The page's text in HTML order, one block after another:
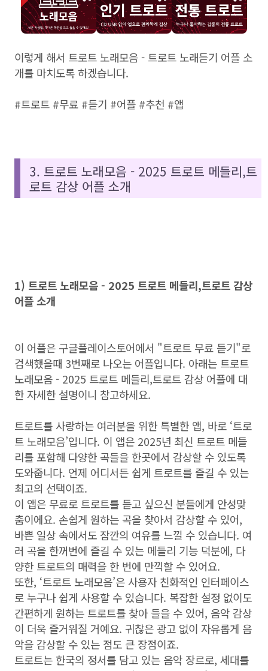
이렇게 해서 트로트 노래모음 - 트로트 노래듣기 어플 소
개를 마치도록 하겠습니다.
#트로트 #무료 #듣기 #어플 #추천 #앱
3. 트로트 노래모음 - 2025 트로트 메들리,트
로트 감상 어플 소개
1) 트로트 노래모음 - 2025 트로트 메들리,트로트 감상
어플 소개
이 어플은 구글플레이스토어에서 "트로트 무료 듣기"로
검색했을때 3번째로 나오는 어플입니다. 아래는 트로트
노래모음 - 2025 트로트 메들리,트로트 감상 어플에 대
한 자세한 설명이니 참고하세요.
트로트를 사랑하는 여러분을 위한 특별한 앱, 바로 ‘트로
트 노래모음’입니다. 이 앱은 2025년 최신 트로트 메들
리를 포함해 다양한 곡들을 한곳에서 감상할 수 있도록
도와줍니다. 언제 어디서든 쉽게 트로트를 즐길 수 있는
최고의 선택이죠.
이 앱은 무료로 트로트를 듣고 싶으신 분들에게 안성맞
춤이에요. 손쉽게 원하는 곡을 찾아서 감상할 수 있어,
바쁜 일상 속에서도 잠깐의 여유를 느낄 수 있습니다. 여
러 곡을 한꺼번에 즐길 수 있는 메들리 기능 덕분에, 다
양한 트로트의 매력을 한 번에 만끽할 수 있어요.
또한, ‘트로트 노래모음’은 사용자 친화적인 인터페이스
로 누구나 쉽게 사용할 수 있습니다. 복잡한 설정 없이도
간편하게 원하는 트로트를 찾아 들을 수 있어, 음악 감상
이 더욱 즐거워질 거예요. 귀찮은 광고 없이 자유롭게 음
악을 감상할 수 있는 점도 큰 장점이죠.
트로트는 한국의 정서를 담고 있는 음악 장르로, 세대를